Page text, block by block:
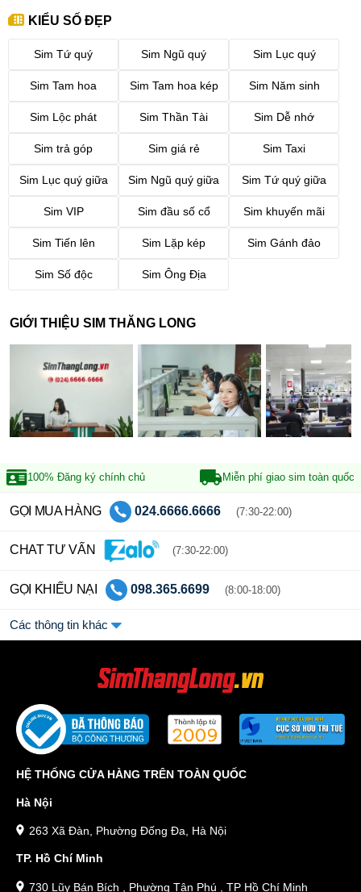
KIỂU SỐ ĐẸP
Sim Tứ quý Sim Ngũ quý Sim Lục quý
Sim Tam hoa Sim Tam hoa kép Sim Năm sinh
Sim Lộc phát Sim Thần Tài Sim Dễ nhớ
Sim trả góp Sim giá rẻ Sim Taxi
Sim Lục quý giữa Sim Ngũ quý giữa Sim Tứ quý giữa
Sim VIP Sim đầu số cổ Sim khuyến mãi
Sim Tiến lên Sim Lặp kép Sim Gánh đảo
Sim Số độc Sim Ông Địa
GIỚI THIỆU SIM THĂNG LONG
100% Đăng ký chính chủ Miễn phí giao sim toàn quốc
GỌI MUA HÀNG 024.6666.6666 (7:30-22:00)
CHAT TƯ VẤN (7:30-22:00)
GỌI KHIẾU NẠI 098.365.6699 (8:00-18:00)
Các thông tin khác
HỆ THỐNG CỬA HÀNG TRÊN TOÀN QUỐC
Hà Nội
263 Xã Đàn, Phường Đống Đa, Hà Nội
TP. Hồ Chí Minh
730 Lũy Bán Bích , Phường Tân Phú , TP Hồ Chí Minh